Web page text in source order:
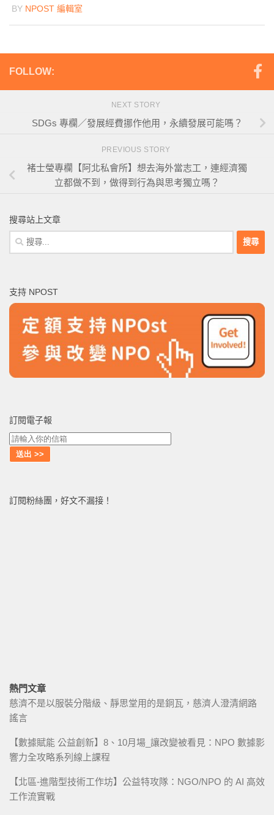
BY NPOST 編輯室
FOLLOW:
NEXT STORY
SDGs 專欄／發展經費挪作他用，永續發展可能嗎？
PREVIOUS STORY
褚士瑩專欄【阿北私會所】想去海外當志工，連經濟獨
立都做不到，做得到行為與思考獨立嗎？
搜尋站上文章
搜
尋
字:
支持 NPOST
訂閱電子報
訂閱粉絲團，好文不漏接！
熱門文章
慈濟不是以服裝分階級、靜思堂用的是銅瓦，慈濟人澄清網路
謠言
【數據賦能 公益創新】8、10月場_讓改變被看見：NPO 數據影
響力全攻略系列線上課程
【北區-進階型技術工作坊】公益特攻隊：NGO/NPO 的 AI 高效
工作流實戰